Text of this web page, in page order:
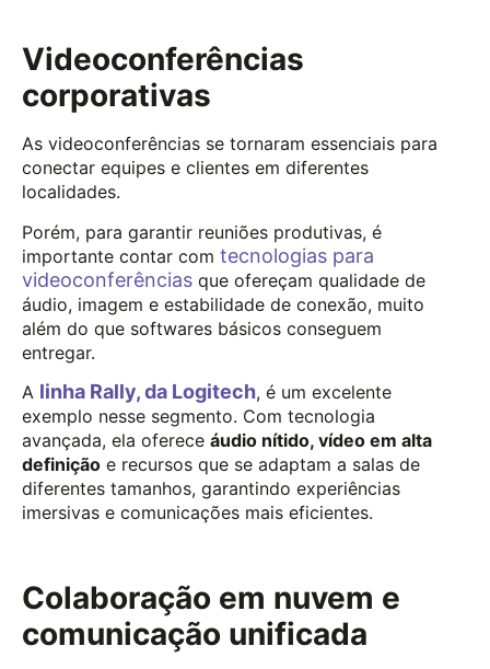
Videoconferências
corporativas
As videoconferências se tornaram essenciais para
conectar equipes e clientes em diferentes
localidades.
Porém, para garantir reuniões produtivas, é
importante contar com tecnologias para
videoconferências que ofereçam qualidade de
áudio, imagem e estabilidade de conexão, muito
além do que softwares básicos conseguem
entregar.
A linha Rally, da Logitech, é um excelente
exemplo nesse segmento. Com tecnologia
avançada, ela oferece áudio nítido, vídeo em alta
definição e recursos que se adaptam a salas de
diferentes tamanhos, garantindo experiências
imersivas e comunicações mais eficientes.
Colaboração em nuvem e
comunicação unificada